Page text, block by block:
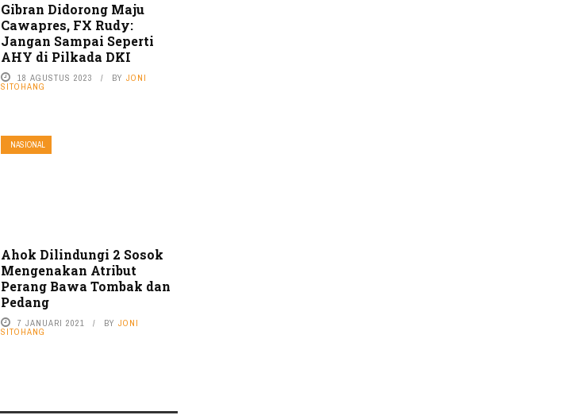
Gibran Didorong Maju
Cawapres, FX Rudy:
Jangan Sampai Seperti
AHY di Pilkada DKI
18 AGUSTUS 2023 BY JONI
SITOHANG
NASIONAL
Ahok Dilindungi 2 Sosok
Mengenakan Atribut
Perang Bawa Tombak dan
Pedang
7 JANUARI 2021 BY JONI
SITOHANG